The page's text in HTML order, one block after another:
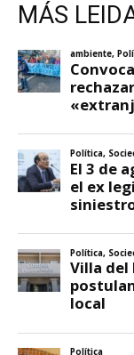
MÁS